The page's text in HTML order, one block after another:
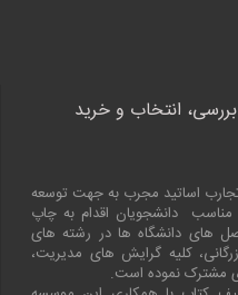
بررسی، انتخاب و خرید
تجارب اساتید مجرب به جهت توسعه
دانشجویان اقدام به چاپ
های دانشگاه ها در رشته های
کلیه گرایش های مدیریت،
مشترک نموده است.